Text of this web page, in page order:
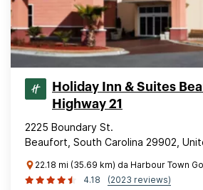
Holiday Inn & Suites
Highway 21
2225 Boundary St.
Beaufort, South Carolina 29902,
22.18 mi (35.69 km) da Harbour Town
4.18
(2023 reviews)